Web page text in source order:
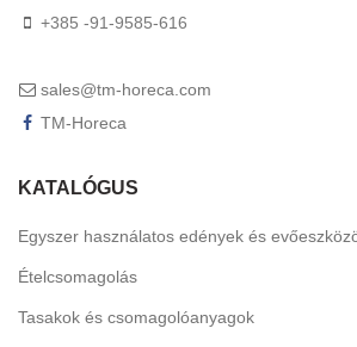
+385 -91-9585-616
sales@tm-horeca.com
TM-Horeca
KATALÓGUS
Egyszer használatos edények és
Ételcsomagolás
Tasakok és csomagolóanyagok